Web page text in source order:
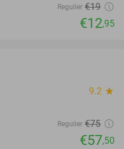
Regulier €19
€12,95
9.2 star
Regulier €75
€57,50